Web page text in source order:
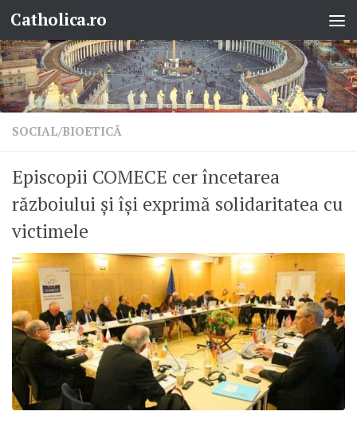
Skip to content
Catholica.ro
SOCIAL/BIOETICĂ
Episcopii COMECE cer încetarea
războiului și își exprimă solidaritatea cu
victimele